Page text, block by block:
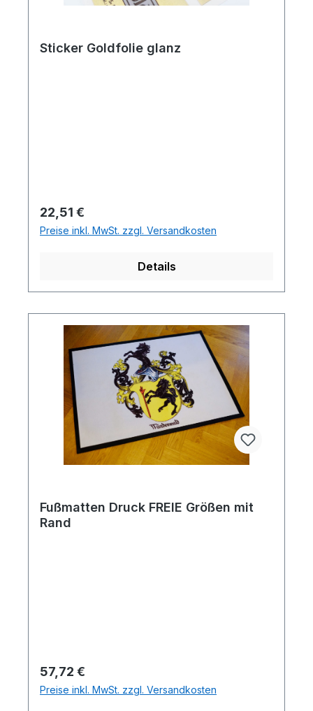
Sticker Goldfolie glanz
Regulärer Preis:
22,51 €
Preise inkl. MwSt. zzgl. Versandkosten
Details
Fußmatten Druck FREIE Größen mit
Rand
Regulärer Preis:
57,72 €
Preise inkl. MwSt. zzgl. Versandkosten